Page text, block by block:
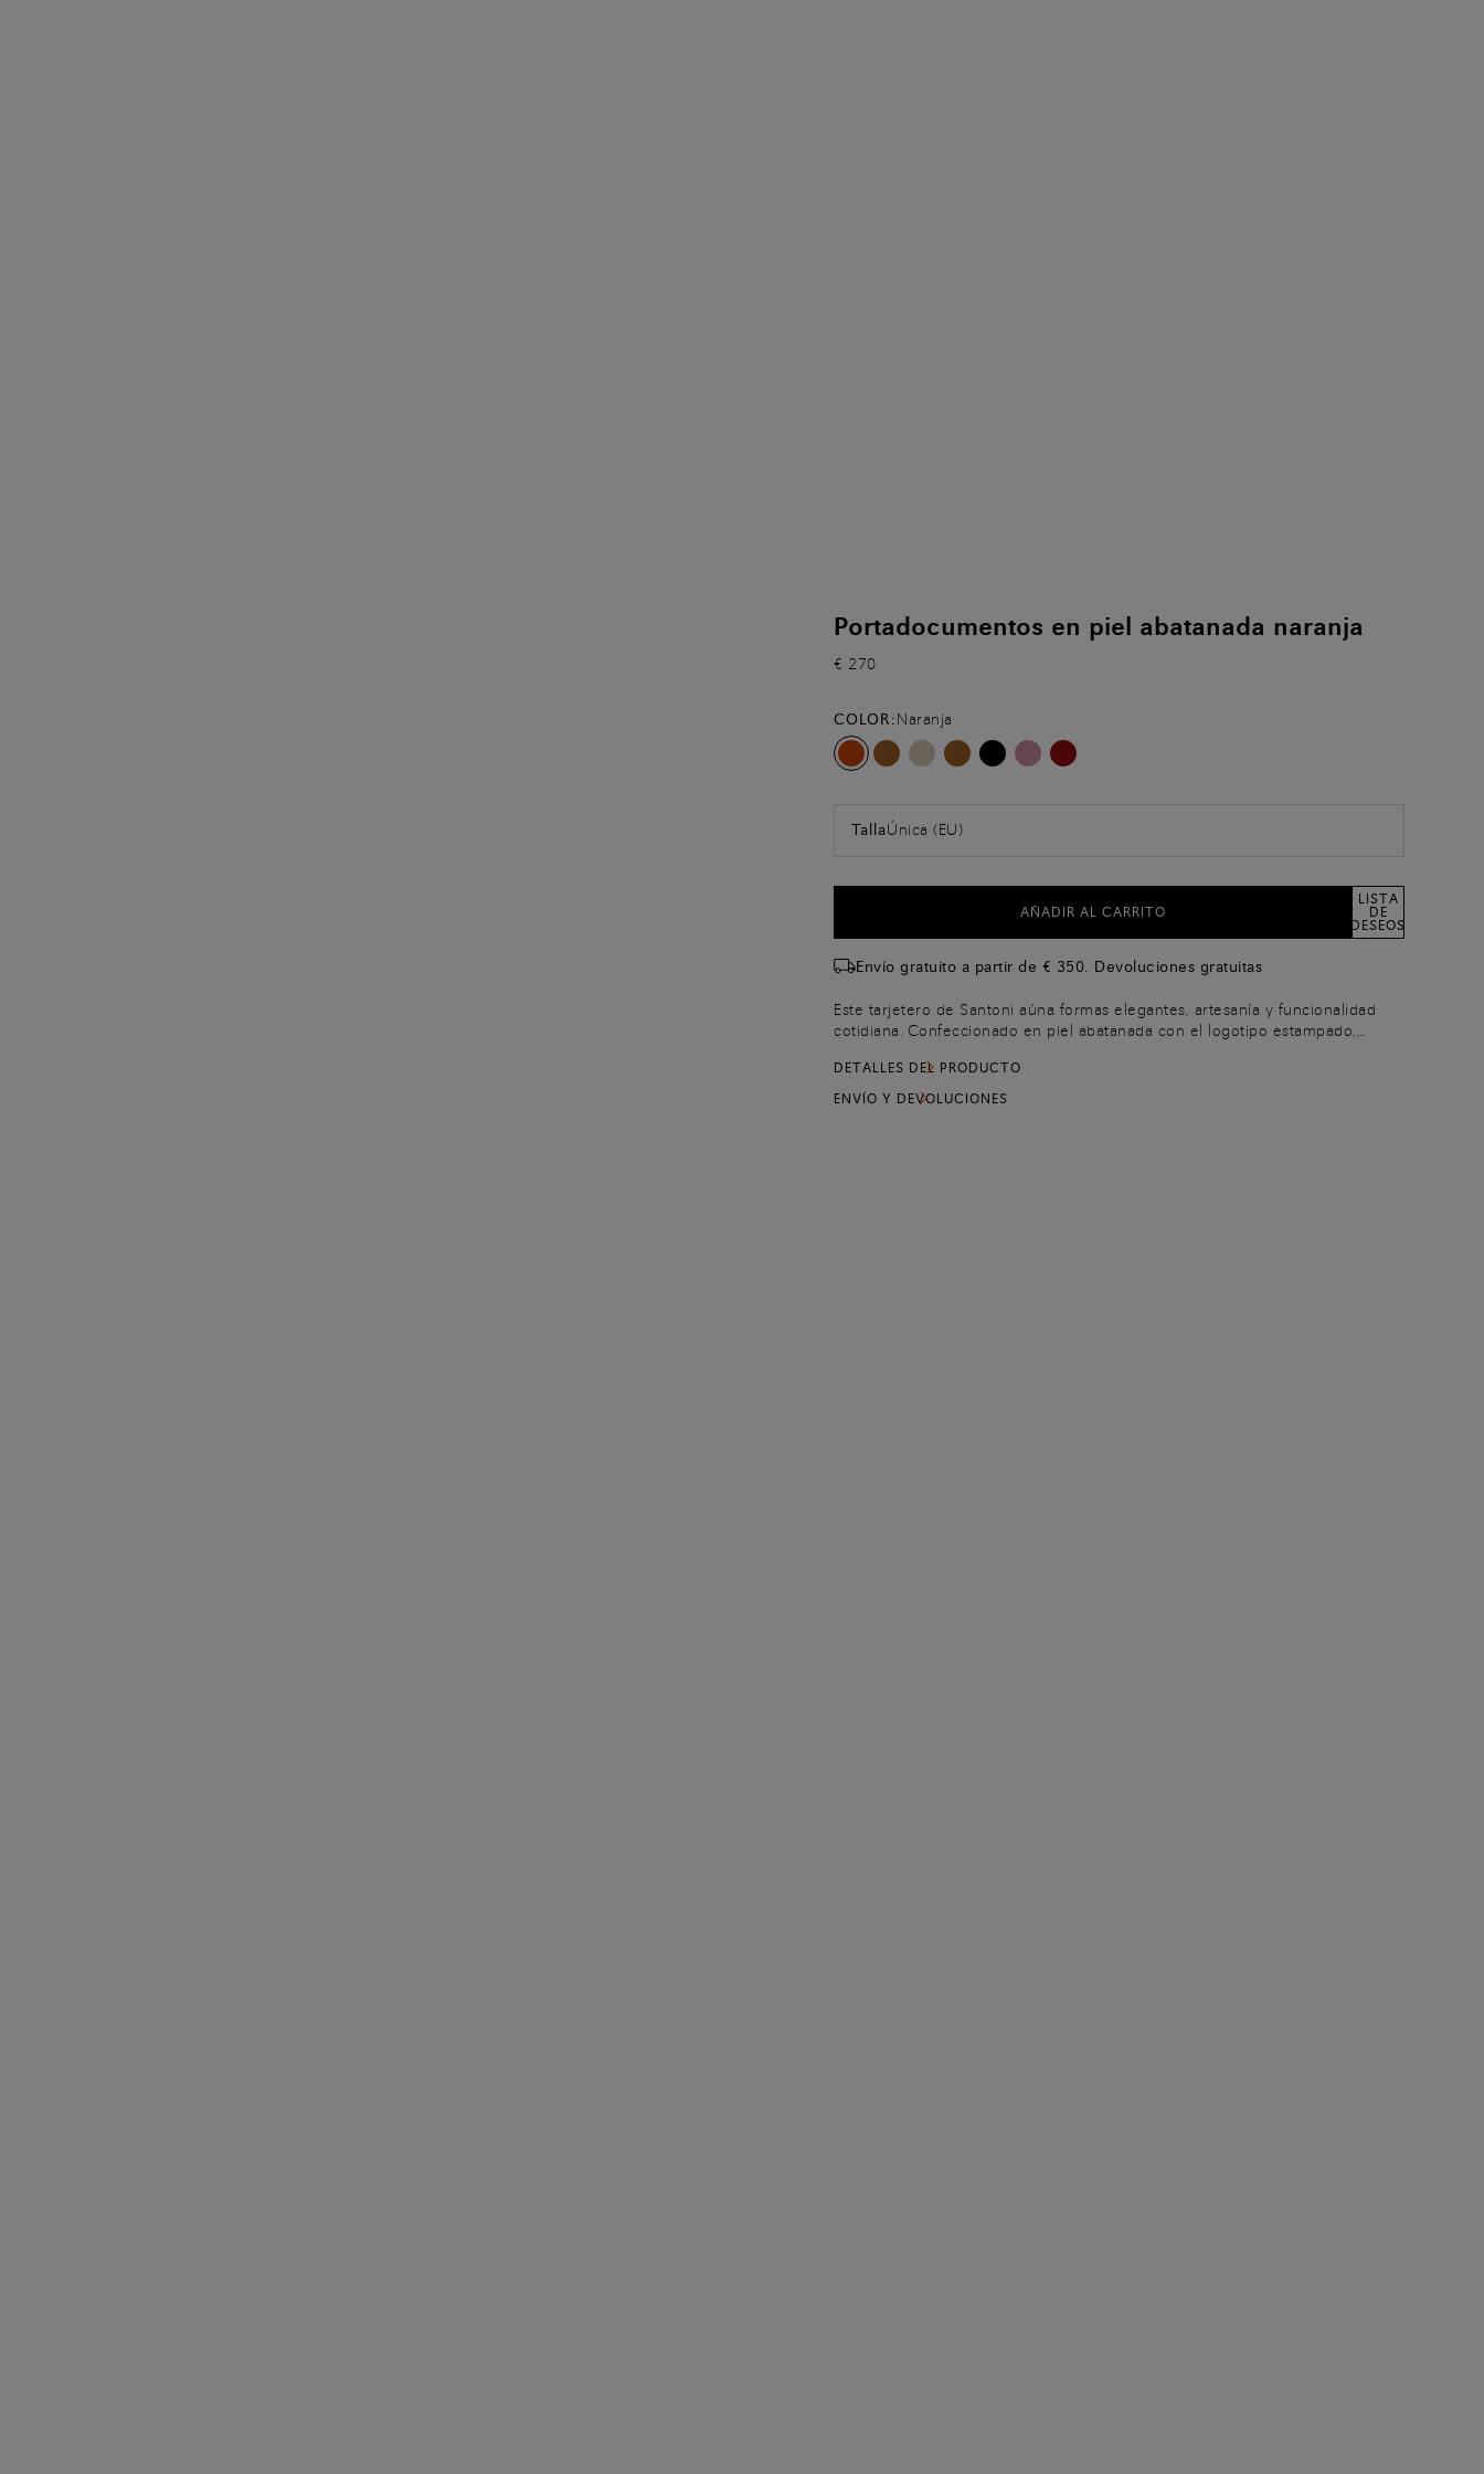
Portadocumentos en piel abatanada naranja
€ 270
COLOR:Naranja
TallaÚnica (EU)
AÑADIR AL CARRITO
LISTA
DE
DESEOS
Envío gratuito a partir de € 350. Devoluciones gratuitas
Este tarjetero de Santoni aúna formas elegantes, artesanía y funcionalidad
cotidiana. Confeccionado en piel abatanada con el logotipo estampado,
delantera y ocho ranuras para tarjetas en la parte trasera.
DETALLES DEL PRODUCTO
ENVÍO Y DEVOLUCIONES